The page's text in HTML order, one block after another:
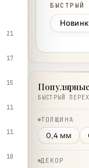
БЫСТРЫЙ
21
17
15
11
11
10
БЫСТРЫЙ
ТОЛЩИНА
0,4 мм
ДЕКОР